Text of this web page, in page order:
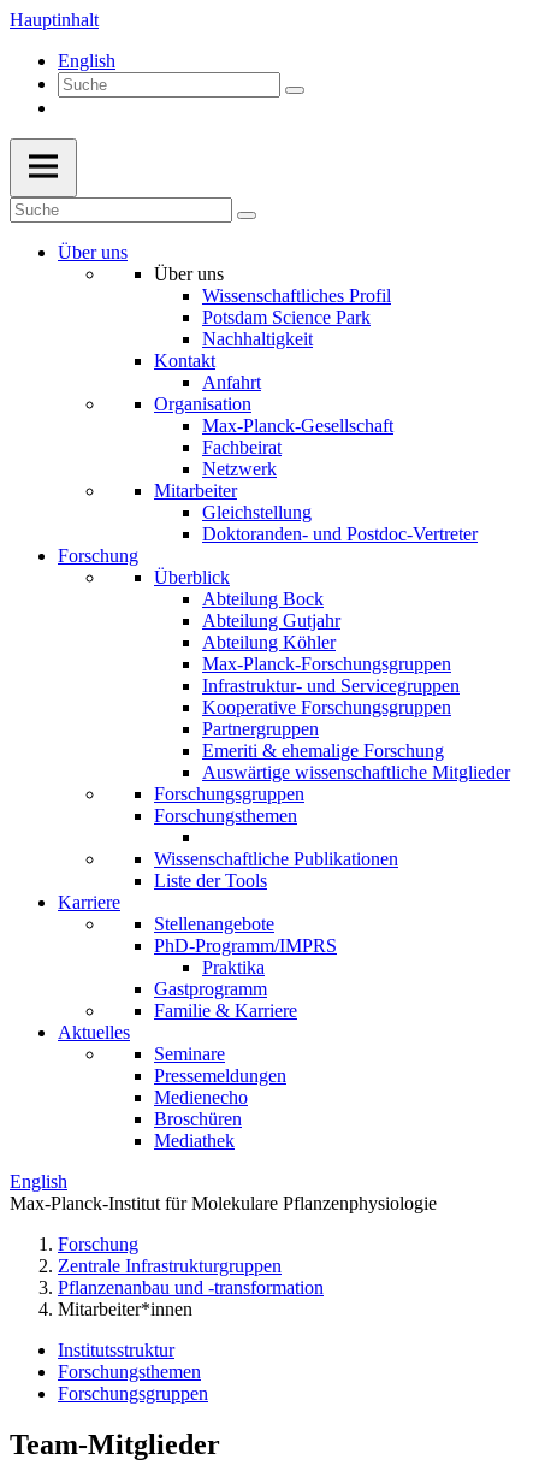
Hauptinhalt
English
Über uns
Über uns
Wissenschaftliches Profil
Potsdam Science Park
Nachhaltigkeit
Kontakt
Anfahrt
Organisation
Max-Planck-Gesellschaft
Fachbeirat
Netzwerk
Mitarbeiter
Gleichstellung
Doktoranden- und Postdoc-Vertreter
Forschung
Überblick
Abteilung Bock
Abteilung Gutjahr
Abteilung Köhler
Max-Planck-Forschungsgruppen
Infrastruktur- und Servicegruppen
Kooperative Forschungsgruppen
Partnergruppen
Emeriti & ehemalige Forschung
Auswärtige wissenschaftliche Mitglieder
Forschungsgruppen
Forschungsthemen
Wissenschaftliche Publikationen
Liste der Tools
Karriere
Stellenangebote
PhD-Programm/IMPRS
Praktika
Gastprogramm
Familie & Karriere
Aktuelles
Seminare
Pressemeldungen
Medienecho
Broschüren
Mediathek
English
Max-Planck-Institut für Molekulare Pflanzenphysiologie
Forschung
Zentrale Infrastrukturgruppen
Pflanzenanbau und -transformation
Mitarbeiter*innen
Institutsstruktur
Forschungsthemen
Forschungsgruppen
Team-Mitglieder